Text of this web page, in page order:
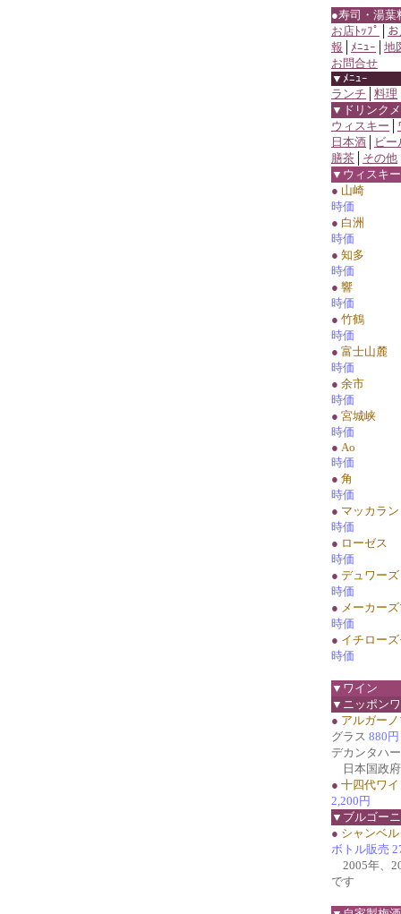
●寿司・湯
お店ﾄｯﾌﾟ
報
ﾒﾆｭｰ
地
お問合せ
▼ﾒﾆｭｰ
ランチ
料理
▼ドリンク
ウィスキー
日本酒
ビー
膳茶
その他
▼ウィスキー
● 山崎
時価
● 白洲
時価
● 知多
時価
● 響
時価
● 竹鶴
時価
● 富士山麓
時価
● 余市
時価
● 宮城峡
時価
● Ao
時価
● 角
時価
● マッカラン
時価
● ローゼス
時価
● デュワーズ
時価
● メーカー
時価
● イチロー
時価
▼ワイン
▼ニッポン
● アルガー
グラス 880円
デカンタハ
日本国政
● 十四代ワ
2,200円
▼ブルゴー
● シャンベ
ボトル販売
2005年、
です